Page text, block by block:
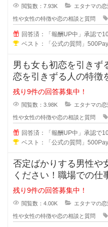
閲覧数：7.93K エタナマの
性や女性の特徴や恋の相談と質問
回答済：「報酬UP中」承認で
ベスト：「公式の質問」
男も女も初恋を引きず
恋を引きずる人の特徴
ら離れる事が出来ない
残り9件の回答募集中！
閲覧数：3.98K エタナマの
性や女性の特徴や恋の相談と質問
回答済：「報酬UP中」承認で
ベスト：「公式の質問」
否定ばかりする男性や
ください！職場での仕
ていますよね？女同士
残り9件の回答募集中！
閲覧数：4.00K エタナマの
性や女性の特徴や恋の相談と質問